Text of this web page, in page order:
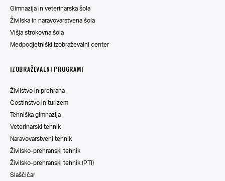
Gimnazija in veterinarska šola
Živilska in naravovarstvena šola
Višja strokovna šola
Medpodjetniški izobraževalni center
IZOBRAŽEVALNI PROGRAMI
Živilstvo in prehrana
Gostinstvo in turizem
Tehniška gimnazija
Veterinarski tehnik
Naravovarstveni tehnik
Živilsko-prehranski tehnik
Živilsko-prehranski tehnik (PTI)
Slaščičar